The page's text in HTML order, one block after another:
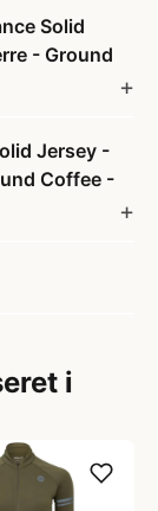
Solid
- Ground
Jersey -
Coffee -
i